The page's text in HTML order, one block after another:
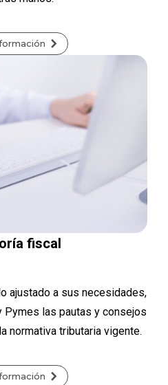
fiscal
ajustado a sus necesidades,
las pautas y consejos
normativa tributaria vigente.